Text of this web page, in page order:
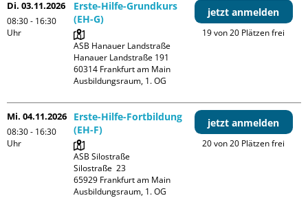
Di. 03.11.2026
08:30 - 16:30
Uhr
Erste-Hilfe-Grundkurs
(EH-G)
ASB Hanauer Landstraße
Hanauer Landstraße 191
60314 Frankfurt am Main
Ausbildungsraum, 1. OG
jetzt anmelden
19 von 20 Plätzen frei
Mi. 04.11.2026
08:30 - 16:30
Uhr
Erste-Hilfe-Fortbildung
(EH-F)
ASB Silostraße
Silostraße  23
65929 Frankfurt am Main
Ausbildungsraum, 1. OG
jetzt anmelden
20 von 20 Plätzen frei